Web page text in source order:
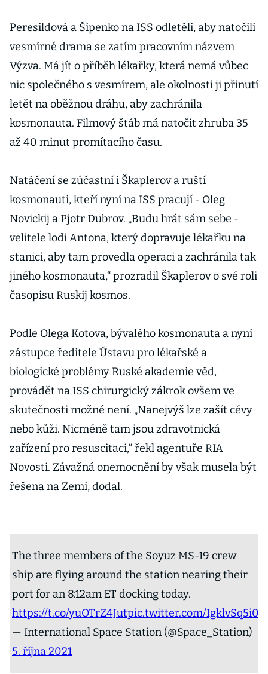
zaslala
první fotky
Peresildová a Šipenko na ISS odletěli, aby natočili
vesmírné drama se zatím pracovním názvem
Výzva. Má jít o příběh lékařky, která nemá vůbec
nic společného s vesmírem, ale okolnosti ji přinutí
letět na oběžnou dráhu, aby zachránila
kosmonauta. Filmový štáb má natočit zhruba 35
až 40 minut promítacího času.
Natáčení se zúčastní i Škaplerov a ruští
kosmonauti, kteří nyní na ISS pracují - Oleg
Novickij a Pjotr Dubrov. „Budu hrát sám sebe -
velitele lodi Antona, který dopravuje lékařku na
stanici, aby tam provedla operaci a zachránila tak
jiného kosmonauta,“ prozradil Škaplerov o své roli
časopisu Ruskij kosmos.
Podle Olega Kotova, bývalého kosmonauta a nyní
zástupce ředitele Ústavu pro lékařské a
biologické problémy Ruské akademie věd,
provádět na ISS chirurgický zákrok ovšem ve
skutečnosti možné není. „Nanejvýš lze zašít cévy
nebo kůži. Nicméně tam jsou zdravotnická
zařízení pro resuscitaci,“ řekl agentuře RIA
Novosti. Závažná onemocnění by však musela být
řešena na Zemi, dodal.
The three members of the Soyuz MS-19 crew
ship are flying around the station nearing their
port for an 8:12am ET docking today.
https://t.co/yuOTrZ4Jutpic.twitter.com/IgklvSq5i0
— International Space Station (@Space_Station)
5. října 2021